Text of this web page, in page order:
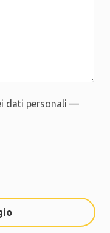
dati personali —